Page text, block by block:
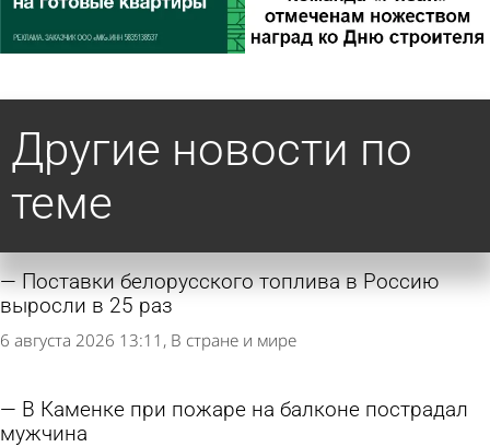
Другие новости по
теме
Поставки белорусского топлива в Россию
выросли в 25 раз
6 августа 2026 13:11 В стране и мире
В Каменке при пожаре на балконе пострадал
мужчина